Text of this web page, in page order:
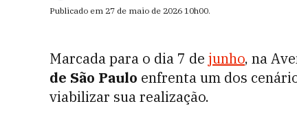
Publicado em 27 de maio de 2026 10h00.
Marcada para o dia 7 de junho, na
de São Paulo enfrenta um dos
viabilizar sua realização.